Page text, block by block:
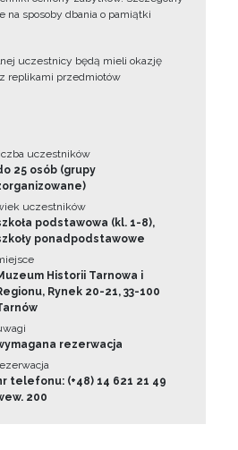
na sposoby dbania o pamiątki
uczestnicy będą mieli okazję
replikami przedmiotów
uczestników
25 osób (grupy
uczestników
podstawowa (kl. 1-8),
ponadpodstawowe
Historii Tarnowa i
Rynek 20-21, 33-100
rezerwacja
telefonu: (+48) 14 621 21 49
200